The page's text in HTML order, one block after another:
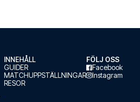
INNEHÅLL
GUIDER
MATCHUPPSTÄLLNINGAR
RESOR
FÖLJ OSS
Facebook
Instagram